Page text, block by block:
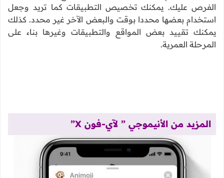
الفرص عليك. يمكنك تخصيص التطبيقات كما تريد وجعل
استخدام بعضها محددا بوقت والبعض الآخر غير محدد. كذلك
يمكنك تقييد بعض المواقع والتطبيقات وغيرها بناء على
المرحلة العمرية.
المزيد من الأنيموجي ” لآي-فون X”